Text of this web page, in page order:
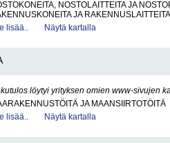
NOSTOLAITTEITA JA
JA RAKENNUSLAITTEITA
lisää..
Näytä kartalla
löytyi yrityksen omien www-sivujen
JA MAANSIIRTOTÖITÄ
lisää..
Näytä kartalla